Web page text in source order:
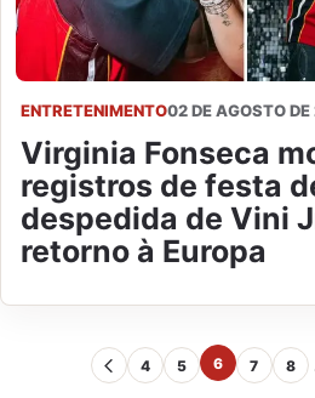
ENTRETENIMENTO02 DE AGOSTO
Virginia Fonseca
registros de festa
despedida de Vini
retorno à Europa
4 5 6 7 8